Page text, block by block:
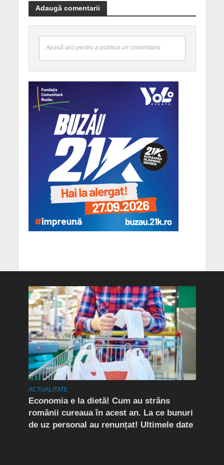
Adaugă comentarii
Apasă aici pentru a publica un comentariu
ACTUALITATE
Economia e la dietă! Cum au strâns
românii cureaua în acest an. La ce bunuri
de uz personal au renunțat! Ultimele date